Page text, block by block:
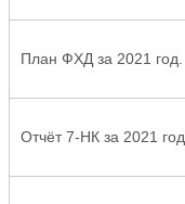
План ФХД за 2021 год.
Отчёт 7-НК за 2021 год.